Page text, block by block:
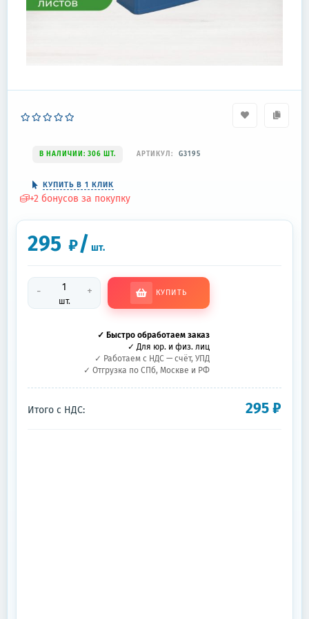
В НАЛИЧИИ: 306 ШТ. АРТИКУЛ: G3195
КУПИТЬ В 1 КЛИК
+2 бонусов за покупку
295 ₽/ шт.
-
шт.
+ КУПИТЬ
✓ Быстро обработаем заказ
✓ Для юр. и физ. лиц
✓ Работаем с НДС — счёт, УПД
✓ Отгрузка по СПб, Москве и РФ
Итого с НДС: 295₽